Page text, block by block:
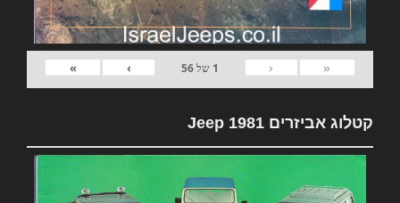
«
‹
1 של56
›
»
קטלוג אביזרים 1981 Jeep